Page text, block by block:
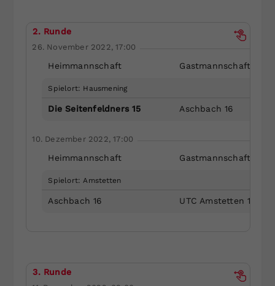
2. Runde
26. November 2022, 17:00
Heimmannschaft Gastmannschaft
Spielort: Hausmening
Die Seitenfeldners 15 Aschbach 16
10. Dezember 2022, 17:00
Heimmannschaft Gastmannschaft
Spielort: Amstetten
Aschbach 16 UTC Amstetten 18
3. Runde